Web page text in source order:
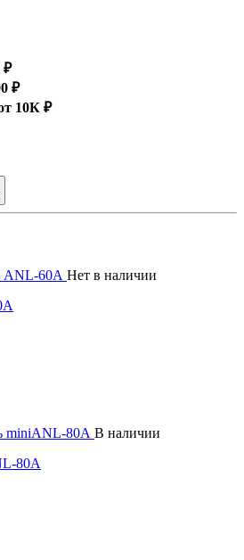
₽
₽
10К ₽
Нет в наличии
В наличии
80А